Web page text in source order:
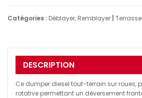
Catégories : Déblayer, Remblayer
DESCRIPTION
Ce dumper diesel tout-terrain sur roues,
rotative permettant un déversement